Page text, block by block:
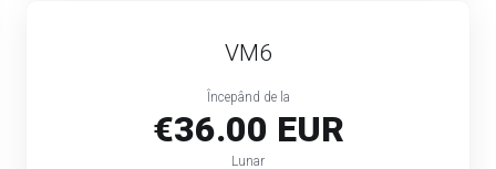
VM6
Începând de la
€36.00 EUR
Lunar